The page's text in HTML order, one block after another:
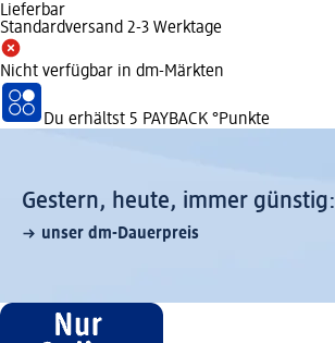
Lieferbar
Standardversand 2-3 Werktage
Nicht verfügbar in dm-Märkten
Du erhältst 5 PAYBACK °Punkte
Gestern, heute, immer günstig:
unser dm-Dauerpreis